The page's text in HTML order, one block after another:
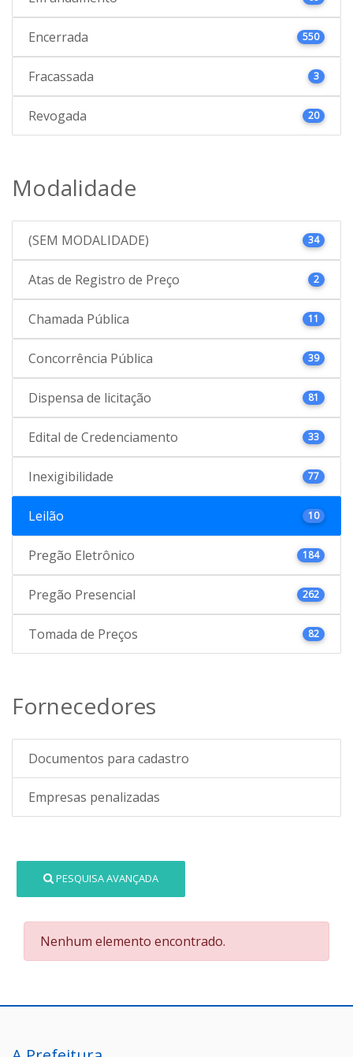
Encerrada 550
Fracassada 3
Revogada 20
Modalidade
(SEM MODALIDADE) 34
Atas de Registro de Preço 2
Chamada Pública 11
Concorrência Pública 39
Dispensa de licitação 81
Edital de Credenciamento 33
Inexigibilidade 77
Leilão 10
Pregão Eletrônico 184
Pregão Presencial 262
Tomada de Preços 82
Fornecedores
Documentos para cadastro
Empresas penalizadas
PESQUISA AVANÇADA
Nenhum elemento encontrado.